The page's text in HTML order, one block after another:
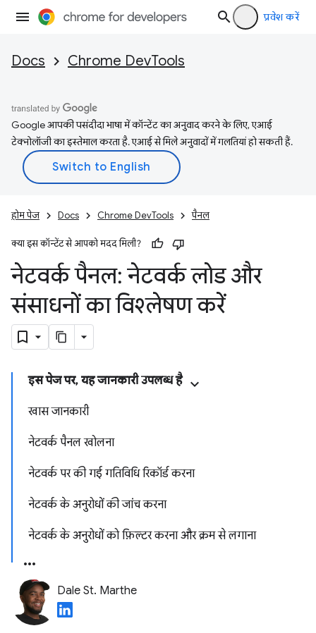
प्रवेश करें
Docs Chrome DevTools
Google आपकी पसंदीदा भाषा में कॉन्टेंट का अनुवाद करने के लिए, एआई
टेक्नोलॉजी का इस्तेमाल करता है. एआई से मिले अनुवादों में गलतियां हो सकती हैं.
होम पेज Docs Chrome DevTools पैनल
क्या इस कॉन्टेंट से आपको मदद मिली?
नेटवर्क पैनल: नेटवर्क लोड और
संसाधनों का विश्लेषण करें
इस पेज पर, यह जानकारी उपलब्ध है
खास जानकारी
नेटवर्क पैनल खोलना
नेटवर्क पर की गई गतिविधि रिकॉर्ड करना
नेटवर्क के अनुरोधों की जांच करना
नेटवर्क के अनुरोधों को फ़िल्टर करना और क्रम से लगाना
Dale St. Marthe